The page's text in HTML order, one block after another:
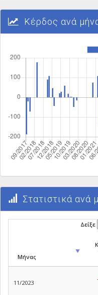
Κέρδος ανά
Στατιστικά ανά
Δείξε
Μήνας
11/2023